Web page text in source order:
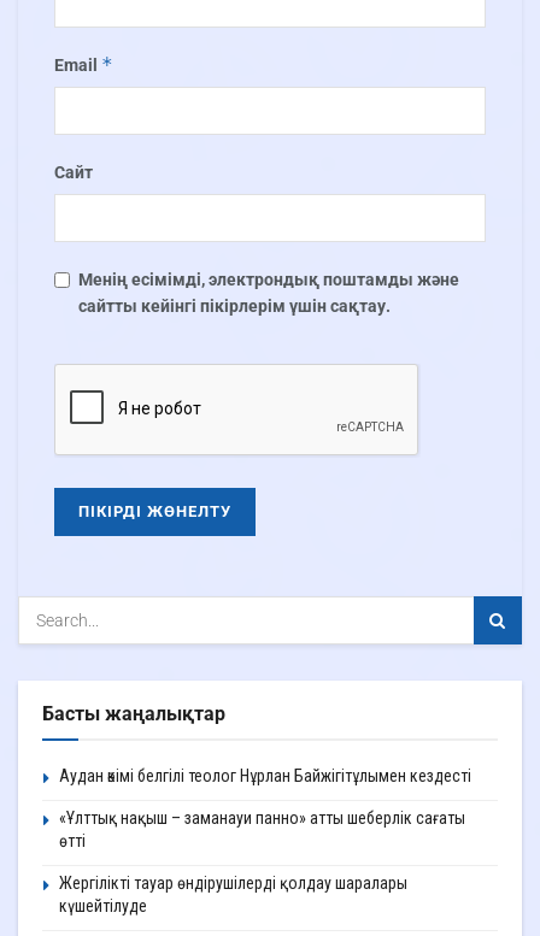
Email *
Сайт
Менің есімімді, электрондық поштамды және
сайтты кейінгі пікірлерім үшін сақтау.
Басты жаңалықтар
Аудан әкімі белгілі теолог Нұрлан Байжігітұлымен кездесті
«Ұлттық нақыш – заманауи панно» атты шеберлік сағаты
өтті
Жергілікті тауар өндірушілерді қолдау шаралары
күшейтілуде